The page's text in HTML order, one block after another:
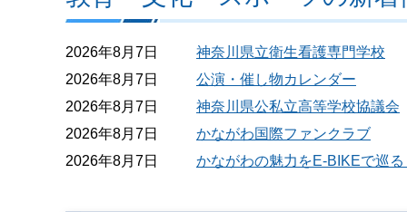
スポ
ーツ
の新
着情
報の
RSS
2026年8月7日
神奈川県立衛生看護専門学校
2026年8月7日
公演・催し物カレンダー
2026年8月7日
神奈川県公私立高等学校協議会
2026年8月7日
かながわ国際ファンクラブ
2026年8月7日
かながわの魅力をE-BIKEで巡